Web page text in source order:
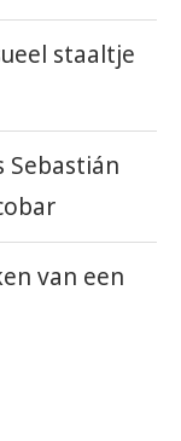
staaltje
Sebastián
van een